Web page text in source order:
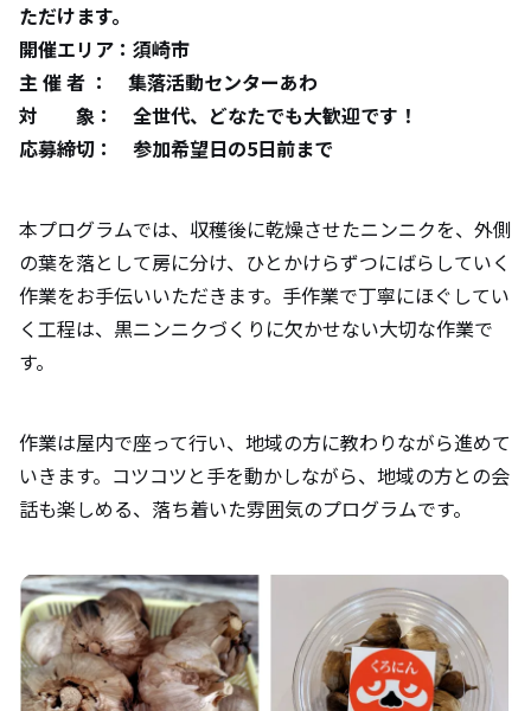
ただけます。
開催エリア：須崎市
主 催 者 ： 集落活動センターあわ
対 象： 全世代、どなたでも大歓迎です！
応募締切： 参加希望日の5日前まで
本プログラムでは、収穫後に乾燥させたニンニクを、外側
の葉を落として房に分け、ひとかけらずつにばらしていく
作業をお手伝いいただきます。手作業で丁寧にほぐしてい
く工程は、黒ニンニクづくりに欠かせない大切な作業で
す。
作業は屋内で座って行い、地域の方に教わりながら進めて
いきます。コツコツと手を動かしながら、地域の方との会
話も楽しめる、落ち着いた雰囲気のプログラムです。